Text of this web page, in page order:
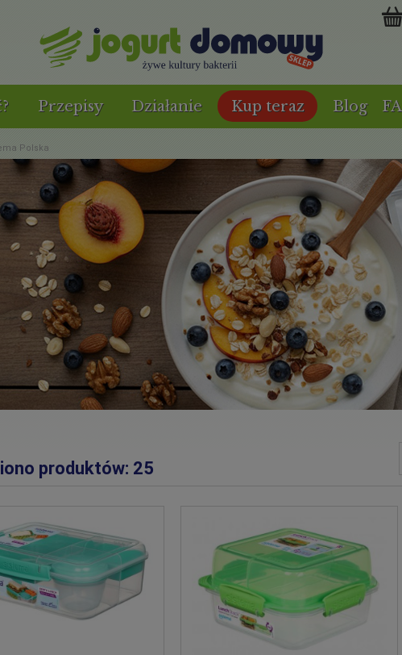
Przepisy Działanie Kup teraz Blog
Polska
produktów: 25